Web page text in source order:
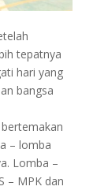
tepatnya
hari yang
bangsa
– lomba
Lomba –
– MPK dan